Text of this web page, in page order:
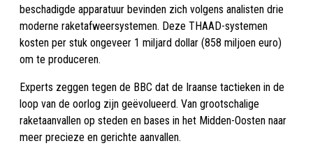
beschadigde apparatuur bevinden zich volgens analisten drie
moderne raketafweersystemen. Deze THAAD-systemen
kosten per stuk ongeveer 1 miljard dollar (858 miljoen euro)
om te produceren.
Experts zeggen tegen de BBC dat de Iraanse tactieken in de
loop van de oorlog zijn geëvolueerd. Van grootschalige
raketaanvallen op steden en bases in het Midden-Oosten naar
meer precieze en gerichte aanvallen.